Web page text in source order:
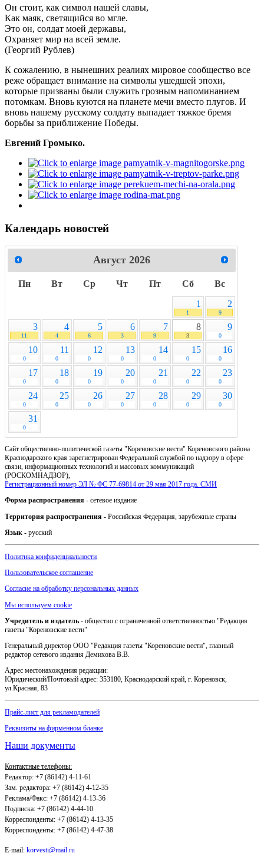
Он стоит, как символ нашей славы,
Как маяк, светящийся во мгле.
Это он, солдат моей державы,
Охраняет мир на всей земле.
(Георгий Рублев)
К сожалению, в нынешних реалиях мировое сообщество все
реже обращает внимание на символы ушедшей эпохи,
которые призваны были служить грозным напоминанием
потомкам. Вновь куются на планете мечи вместо плугов. И
вновь нашему русскому солдату выпадает тяжкое бремя
борьбы за приближение Победы.
Евгений Громыко.
Календарь новостей
Август 2026
Пн Вт Ср Чт Пт Сб Вс
1
1
2
9
3
11
4
4
5
6
6
3
7
9
8
3
9
0
10
0
11
0
12
0
13
0
14
0
15
0
16
0
17
0
18
0
19
0
20
0
21
0
22
0
23
0
24
0
25
0
26
0
27
0
28
0
29
0
30
0
31
0
Сайт общественно-политической газеты "Кореновские вести" Кореновского района
Краснодарского края зарегистрирован Федеральной службой по надзору в сфере
связи, информационных технологий и массовых коммуникаций
(РОСКОМНАДЗОР),
Регистрационный номер ЭЛ № ФС 77-69814 от 29 мая 2017 года. СМИ
Форма распространения - сетевое издание
Территория распространения - Российская Федерация, зарубежные страны
Язык - русский
Политика конфиденциальности
Пользовательское соглашение
Согласие на обработку персональных данных
Мы используем cookie
Учредитель и издатель - общество с ограниченной ответственностью "Редакция
газеты "Кореновские вести"
Генеральный директор ООО "Редакция газеты "Кореновские вести", главный
редактор сетевого издания Демихова В.В.
Адрес местонахождения редакции:
Юридический/Почтовый адрес: 353180, Краснодарский край, г. Кореновск,
ул.Красная, 83
Прайс-лист для рекламодателей
Реквизиты на фирменном бланке
Наши документы
Контактные телефоны:
Редактор: +7 (86142) 4-11-61
Зам. редактора: +7 (86142) 4-12-35
Реклама/Факс: +7 (86142) 4-13-36
Подписка: +7 (86142) 4-44-10
Корреспонденты: +7 (86142) 4-13-35
Корреспонденты: +7 (86142) 4-47-38
E-mail: korvesti@mail.ru